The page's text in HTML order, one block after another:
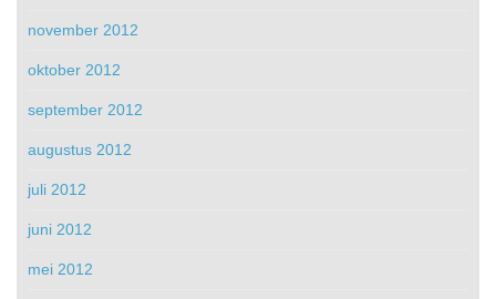
november 2012
oktober 2012
september 2012
augustus 2012
juli 2012
juni 2012
mei 2012